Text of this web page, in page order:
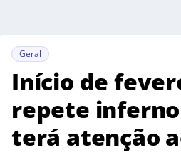
Geral
Início de
repete inferno
terá atenção